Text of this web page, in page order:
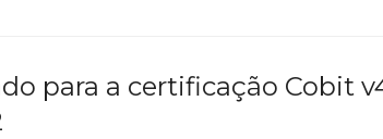
para a certificação Cobit